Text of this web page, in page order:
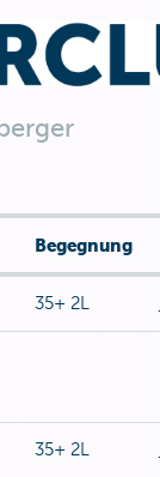
Begegnung
35+ 2L
35+ 2L